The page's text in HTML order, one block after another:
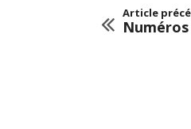
Article